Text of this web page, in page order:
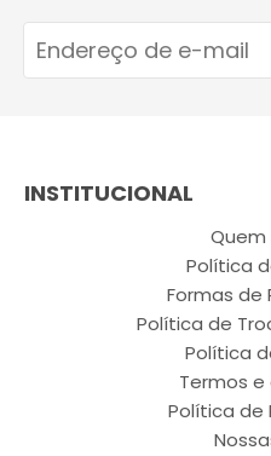
INSTITUCIONAL
Política
Formas
Política de
Política
Termos
Política de